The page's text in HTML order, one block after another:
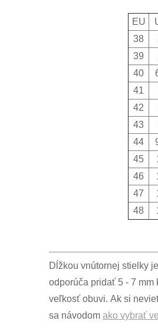
EU
38
39
40
41
42
43
44
45
46
47
48
Dĺžkou vnútornej stielky
odporúča pridať 5 - 7
veľkosť obuvi. Ak si
sa návodom ako vybrať